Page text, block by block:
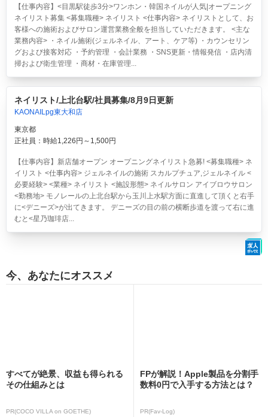
【仕事内容】<目黒駅徒歩3分>ワンホン・韓国ネイルが人気|オープニング
ネイリスト募集 <募集職種> ネイリスト <仕事内容> ネイリストとして、お
客様への施術およびサロン運営業務全般を担当していただきます。 <主な
業務内容> ・ネイル施術(ジェルネイル、アート、ケア等) ・カウンセリン
グおよび接客対応 ・予約管理 ・会計業務 ・SNS更新・情報発信 ・店内清
掃および衛生管理 ・商材・在庫管理...
ネイリスト/上北台駅/社員募集/8月9日更新
KAONAILpg東大和店
東京都
正社員：時給1,226円～1,500円
【仕事内容】新店舗オープン オープニングネイリスト急募! <募集職種> ネ
イリスト <仕事内容> ジェルネイルの施術 スカルプチュア,ジェルネイル <
必要経験> <業種> ネイリスト <施設形態> ネイルサロン アイブロウサロン
<勤務地> モノレールの上北台駅から玉川上水駅方面に直進して頂くと右手
に<デニーズ>が出てきます。 デニーズの目の前の横断歩道を渡って右に進
むと<星乃珈琲店...
今、あなたにオススメ
すべてが絶景、収益も得られる
その仕組みとは
PR(COCO VILLA on GOETHE)
FPが解説！Apple製品を分割手
数料0円で入手する方法とは？
PR(Fav-Log)